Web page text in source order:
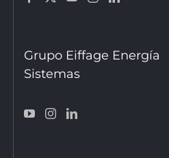
Grupo Eiffage Energía
Sistemas